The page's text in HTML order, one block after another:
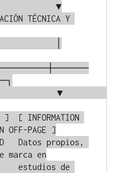
▼
]  [ INFORMATION
OFF-PAGE ]
LD   Datos propios,
marca en
estudios de